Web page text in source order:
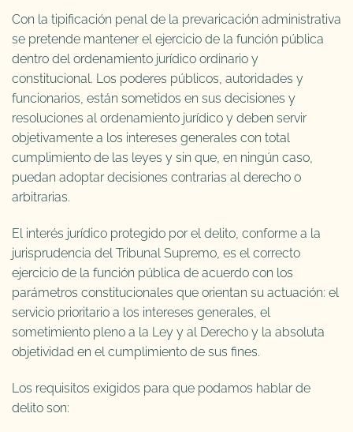
Con la tipificación penal de la prevaricación administrativa
se pretende mantener el ejercicio de la función pública
dentro del ordenamiento jurídico ordinario y
constitucional. Los poderes públicos, autoridades y
funcionarios, están sometidos en sus decisiones y
resoluciones al ordenamiento jurídico y deben servir
objetivamente a los intereses generales con total
cumplimiento de las leyes y sin que, en ningún caso,
puedan adoptar decisiones contrarias al derecho o
arbitrarias.
El interés jurídico protegido por el delito, conforme a la
jurisprudencia del Tribunal Supremo, es el correcto
ejercicio de la función pública de acuerdo con los
parámetros constitucionales que orientan su actuación: el
servicio prioritario a los intereses generales, el
sometimiento pleno a la Ley y al Derecho y la absoluta
objetividad en el cumplimiento de sus fines.
Los requisitos exigidos para que podamos hablar de
delito son: